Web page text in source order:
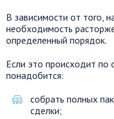
В зависимости от того,
необходимость
определенный порядок.
Если это происходит по
понадобится:
собрать полных
сделки;